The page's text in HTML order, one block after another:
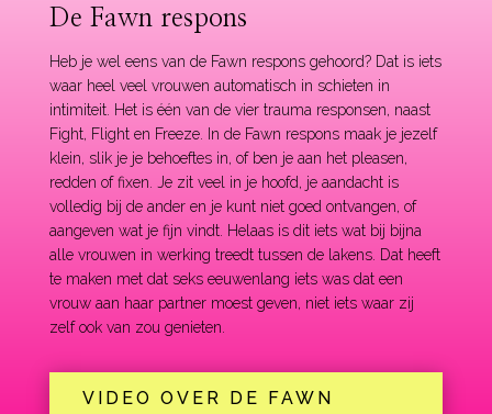
De Fawn respons
Heb je wel eens van de Fawn respons gehoord? Dat is iets
waar heel veel vrouwen automatisch in schieten in
intimiteit. Het is één van de vier trauma responsen, naast
Fight, Flight en Freeze. In de Fawn respons maak je jezelf
klein, slik je je behoeftes in, of ben je aan het pleasen,
redden of fixen. Je zit veel in je hoofd, je aandacht is
volledig bij de ander en je kunt niet goed ontvangen, of
aangeven wat je fijn vindt. Helaas is dit iets wat bij bijna
alle vrouwen in werking treedt tussen de lakens. Dat heeft
te maken met dat seks eeuwenlang iets was dat een
vrouw aan haar partner moest geven, niet iets waar zij
zelf ook van zou genieten.
VIDEO OVER DE FAWN